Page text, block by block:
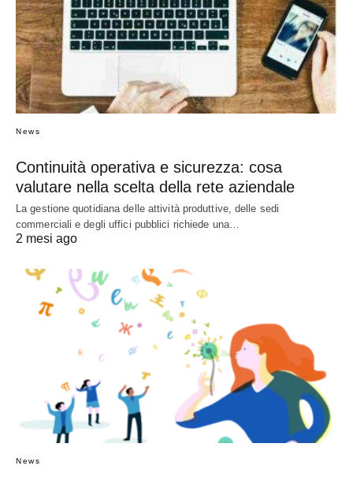
News
Continuità operativa e sicurezza: cosa
valutare nella scelta della rete aziendale
La gestione quotidiana delle attività produttive, delle sedi
commerciali e degli uffici pubblici richiede una…
2 mesi ago
News